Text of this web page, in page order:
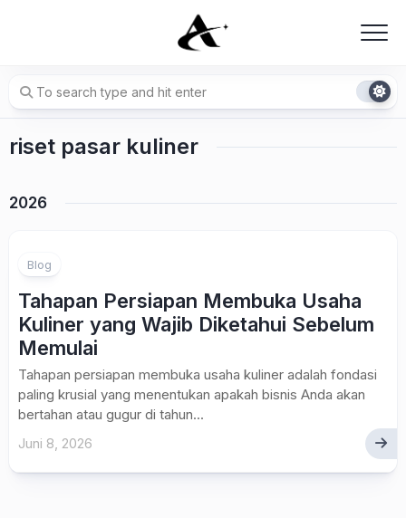
riset pasar kuliner
2026
Blog
Tahapan Persiapan Membuka Usaha
Kuliner yang Wajib Diketahui Sebelum
Memulai
Tahapan persiapan membuka usaha kuliner adalah fondasi
paling krusial yang menentukan apakah bisnis Anda akan
bertahan atau gugur di tahun...
Juni 8, 2026